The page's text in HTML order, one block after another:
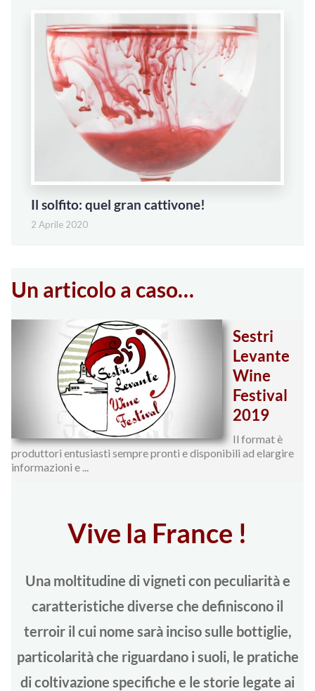
Il solfito: quel gran cattivone!
2 Aprile 2020
Un articolo a caso…
Sestri
Levante
Wine
Festival
2019
Il format è
produttori entusiasti sempre pronti e disponibili ad elargire
informazioni e ...
Vive la France !
Una moltitudine di vigneti con peculiarità e
caratteristiche diverse che definiscono il
terroir il cui nome sarà inciso sulle bottiglie,
particolarità che riguardano i suoli, le pratiche
di coltivazione specifiche e le storie legate ai